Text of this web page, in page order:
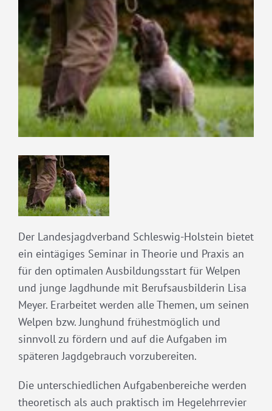
grösseres
Bild
Der Landesjagdverband Schleswig-Holstein bietet
ein eintägiges Seminar in Theorie und Praxis an
für den optimalen Ausbildungsstart für Welpen
und junge Jagdhunde mit Berufsausbilderin Lisa
Meyer. Erarbeitet werden alle Themen, um seinen
Welpen bzw. Junghund frühestmöglich und
sinnvoll zu fördern und auf die Aufgaben im
späteren Jagdgebrauch vorzubereiten.
Die unterschiedlichen Aufgabenbereiche werden
theoretisch als auch praktisch im Hegelehrrevier